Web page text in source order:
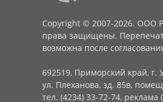
Copyright © 2007-2026. ООО
права защищены.
возможна после
692519, Приморский край, г.
ул. Плеханова, зд. 85в,
тел. (4234) 33-72-74, реклама